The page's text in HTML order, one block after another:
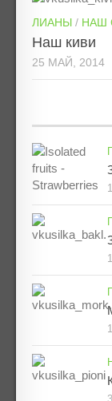
ЛИАНЫ / НАШ
Наш киви
25 МАЙ, 2014